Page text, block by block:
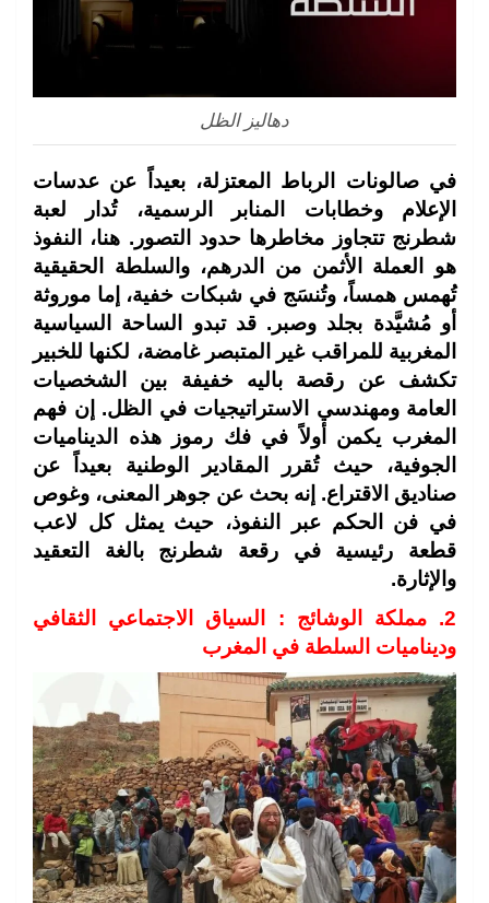
دهاليز الظل
في صالونات الرباط المعتزلة، بعيداً عن عدسات
الإعلام وخطابات المنابر الرسمية، تُدار لعبة
شطرنج تتجاوز مخاطرها حدود التصور. هنا، النفوذ
هو العملة الأثمن من الدرهم، والسلطة الحقيقية
تُهمس همساً، وتُنسَج في شبكات خفية، إما موروثة
أو مُشيَّدة بجلد وصبر. قد تبدو الساحة السياسية
المغربية للمراقب غير المتبصر غامضة، لكنها للخبير
تكشف عن رقصة باليه خفيفة بين الشخصيات
العامة ومهندسي الاستراتيجيات في الظل. إن فهم
المغرب يكمن أولاً في فك رموز هذه الديناميات
الجوفية، حيث تُقرر المقادير الوطنية بعيداً عن
صناديق الاقتراع. إنه بحث عن جوهر المعنى، وغوص
في فن الحكم عبر النفوذ، حيث يمثل كل لاعب
قطعة رئيسية في رقعة شطرنج بالغة التعقيد
والإثارة.
2. مملكة الوشائج : السياق الاجتماعي الثقافي
وديناميات السلطة في المغرب